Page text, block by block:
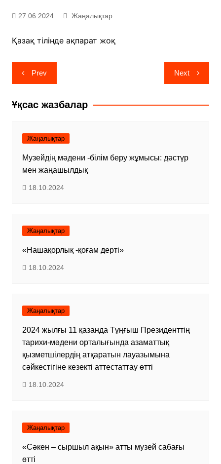
27.06.2024 Жаңалықтар
Қазақ тілінде ақпарат жоқ
Навигация
по
записям
Prev Next
Ұқсас жазбалар
Жаңалықтар
Музейдің мәдени -білім беру жұмысы: дәстүр
мен жаңашылдық
18.10.2024
Жаңалықтар
«Нашақорлық -қоғам дерті»
18.10.2024
Жаңалықтар
2024 жылғы 11 қазанда Тұңғыш Президенттің
тарихи-мәдени орталығында азаматтық
қызметшілердің атқаратын лауазымына
сәйкестігіне кезекті аттестаттау өтті
18.10.2024
Жаңалықтар
«Сәкен – сыршыл ақын» атты музей сабағы
өтті